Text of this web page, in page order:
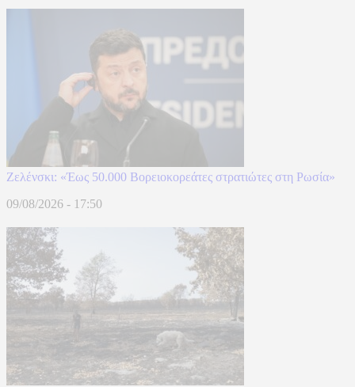
Ζελένσκι: «Έως 50.000 Βορειοκορεάτες στρατιώτες στη Ρωσία»
09/08/2026 - 17:50